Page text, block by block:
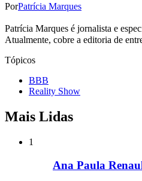
PorPatrícia Marques
Patrícia Marques é jornalista e
Atualmente, cobre a editoria de
Tópicos
BBB
Reality Show
Mais Lidas
1
Ana Paula